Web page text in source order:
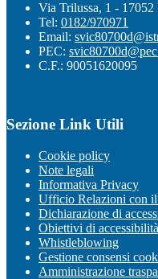
Via Trilussa, 1 -
Tel: 0182/970971
Email:
PEC:
C.F.: 90051620095
Sezione Link Utili
Cookie policy
Note legali
Informativa Privacy
Ufficio Relazioni con
Dichiarazione di
Obiettivi di accessibilità
Whistleblowing
Gestione consensi
Amministrazione